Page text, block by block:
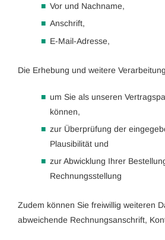
Vor und Nachname,
Anschrift,
E-Mail-Adresse,
Die Erhebung und weitere
um Sie als unseren
können,
zur Überprüfung der
Plausibilität und
zur Abwicklung Ihrer
Rechnungsstellung
Zudem können Sie freiwillig weiteren
abweichende Rechnungsanschrift,